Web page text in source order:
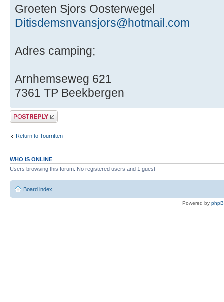
Groeten Sjors Oosterwegel
Ditisdemsnvansjors@hotmail.com
Adres camping;
Arnhemseweg 621
7361 TP Beekbergen
Post a reply
Return to Tourritten
WHO IS ONLINE
Users browsing this forum: No registered users and 1 guest
Board index
Powered by